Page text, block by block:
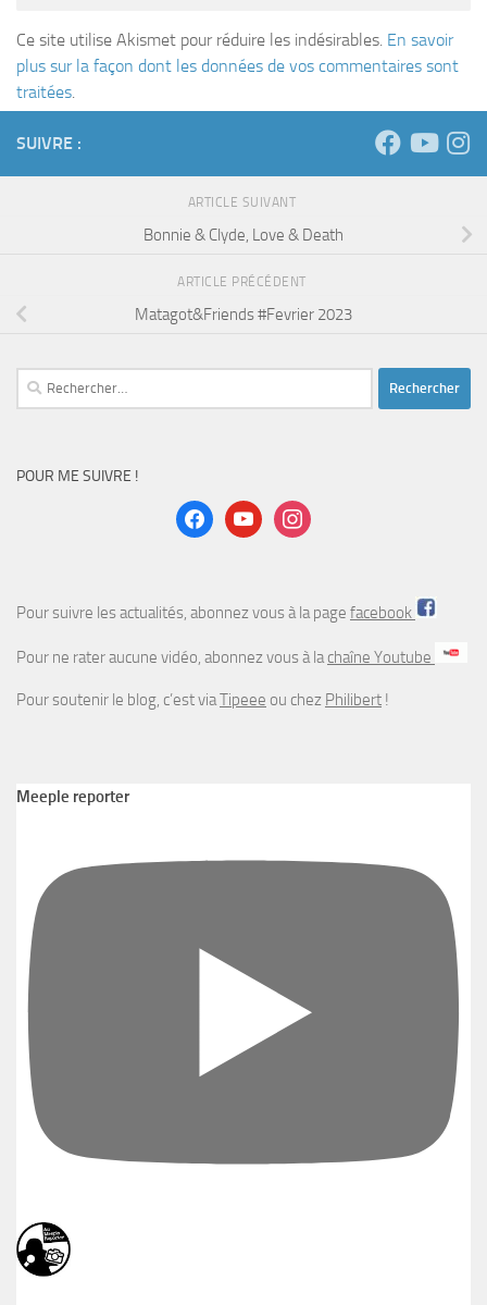
Ce site utilise Akismet pour réduire les indésirables. En savoir
plus sur la façon dont les données de vos commentaires sont
traitées.
SUIVRE :
ARTICLE SUIVANT
Bonnie & Clyde, Love & Death
ARTICLE PRÉCÉDENT
Matagot&Friends #Fevrier 2023
Rechercher :
POUR ME SUIVRE !
facebookyoutubeinstagram
Pour suivre les actualités, abonnez vous à la page facebook
Pour ne rater aucune vidéo, abonnez vous à lachaîne Youtube
Pour soutenir le blog, c’est viaTipeee ou chez Philibert !
Meeple reporter